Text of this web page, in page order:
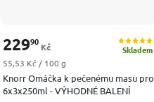
Knorr Omáčka k pečenému masu pro
6x3x250ml - VÝHODNÉ BALENÍ
Skladem
22990
Kč
Měrná cena:
55,53 Kč / 100 g